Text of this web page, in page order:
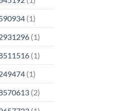
(1)
(1)
(1)
(1)
(2)